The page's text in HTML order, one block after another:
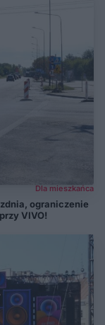
Dla mieszkańca
ograniczenie
VIVO!